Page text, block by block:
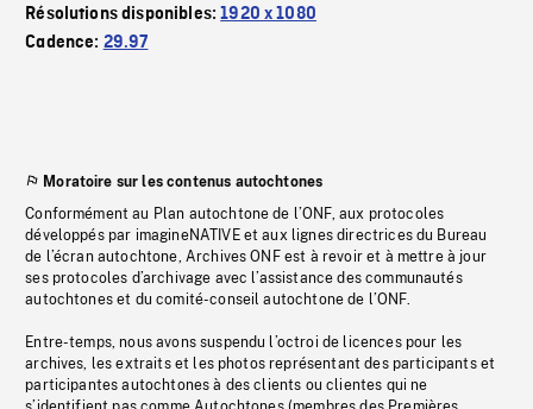
Résolutions disponibles:1920 x 1080
Cadence: 29.97
Moratoire sur les contenus autochtones
Conformément au Plan autochtone de l’ONF, aux protocoles
développés par imagineNATIVE et aux lignes directrices du Bureau
de l’écran autochtone, Archives ONF est à revoir et à mettre à jour
ses protocoles d’archivage avec l’assistance des communautés
autochtones et du comité-conseil autochtone de l’ONF.
Entre-temps, nous avons suspendu l’octroi de licences pour les
archives, les extraits et les photos représentant des participants et
participantes autochtones à des clients ou clientes qui ne